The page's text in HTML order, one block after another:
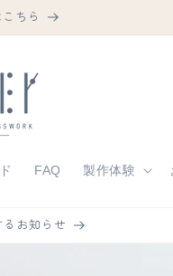
ちら
FAQ 製作体験
お知らせ